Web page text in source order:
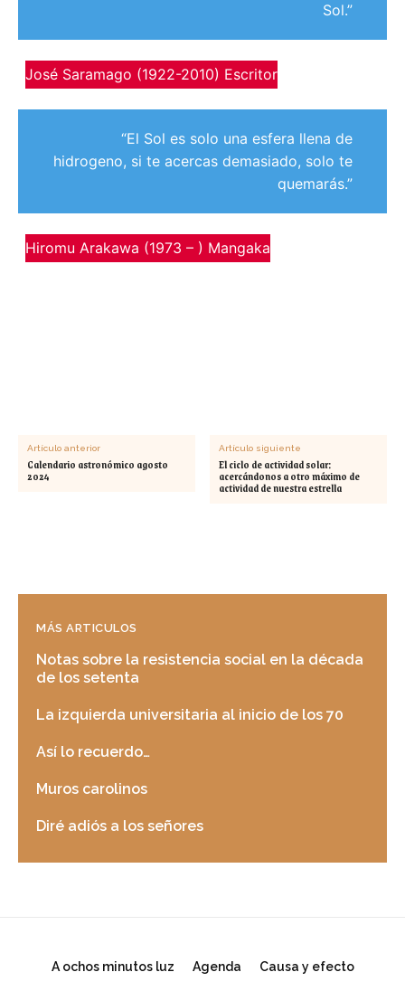
Sol.”
José Saramago (1922-2010) Escritor
“El Sol es solo una esfera llena de
hidrogeno, si te acercas demasiado, solo te
quemarás.”
Hiromu Arakawa (1973 – ) Mangaka
Artículo anterior
Calendario astronómico agosto
2024
Artículo siguiente
El ciclo de actividad solar:
acercándonos a otro máximo de
actividad de nuestra estrella
MÁS ARTICULOS
Notas sobre la resistencia social en la década
de los setenta
La izquierda universitaria al inicio de los 70
Así lo recuerdo…
Muros carolinos
Diré adiós a los señores
A ochos minutos luz Agenda Causa y efecto